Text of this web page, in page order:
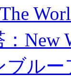
New
ブル